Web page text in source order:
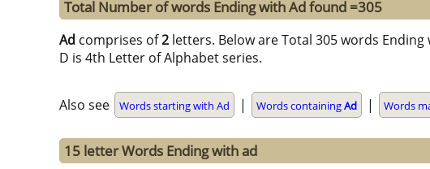
Total Number of words Ending with Ad found =305
Ad comprises of2 letters. Below are Total 305 words
D is 4th Letter of Alphabet series.
Also see Words starting with Ad | Words containingAd | Words
15 letter Words Ending with ad